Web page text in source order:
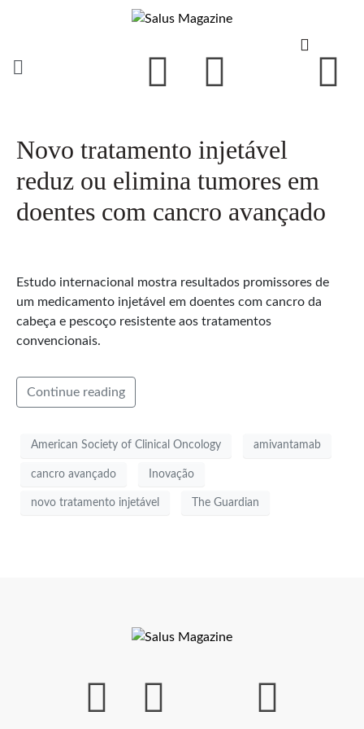
Novo tratamento injetável
reduz ou elimina tumores em
doentes com cancro avançado
Estudo internacional mostra resultados promissores de
um medicamento injetável em doentes com cancro da
cabeça e pescoço resistente aos tratamentos
convencionais.
Continue reading
American Society of Clinical Oncology amivantamab
cancro avançado Inovação
novo tratamento injetável The Guardian